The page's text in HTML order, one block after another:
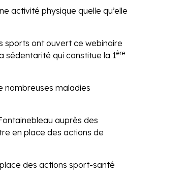
activité physique quelle qu’elle
sports ont ouvert ce webinaire
sédentarité qui constitue la 1ère
nombreuses maladies
auprès des
en place des actions de
des actions sport-santé